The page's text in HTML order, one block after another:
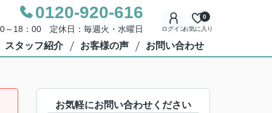
0120-920-616
～18：00 定休日：毎週火・水曜日 ログインお気に入り
0
スタッフ紹介 お客様の声 お問い合わせ
お気軽にお問い合わせください